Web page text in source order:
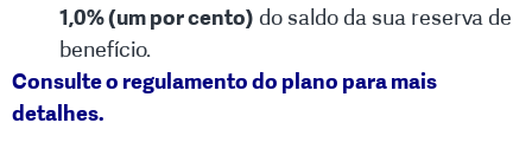
1,0% (um por cento) do saldo da sua reserva de
benefício.
Consulte o regulamento do plano para mais
detalhes.